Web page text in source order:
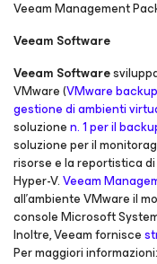
Veeam Management
Veeam Software
Veeam Software
VMware (VMware backup
gestione di ambienti
soluzionen. 1 per il
soluzione per il
risorse e la reportistica
Hyper-V.Veeam
all’ambiente VMware il
console Microsoft
Inoltre, Veeam fornisce
Per maggiori informazioni: